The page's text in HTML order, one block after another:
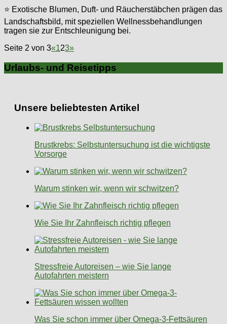
⭐ Exotische Blumen, Duft- und Räucherstäbchen prägen das
Landschaftsbild, mit speziellen Wellnessbehandlungen
tragen sie zur Entschleunigung bei.
Seite 2 von 3«123»
Urlaubs- und Reisetipps
Unsere beliebtesten Artikel
Brustkrebs: Selbstuntersuchung ist die wichtigste
Vorsorge
Warum stinken wir, wenn wir schwitzen?
Wie Sie Ihr Zahnfleisch richtig pflegen
Stressfreie Autoreisen – wie Sie lange
Autofahrten meistern
Was Sie schon immer über Omega-3-Fettsäuren